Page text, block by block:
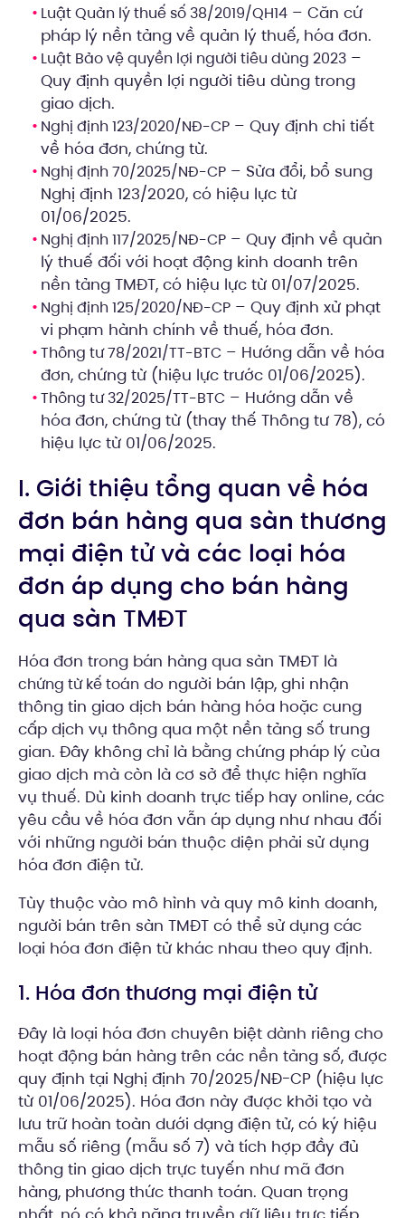
Luật Quản lý thuế số 38/2019/QH14 – Căn cứ
pháp lý nền tảng về quản lý thuế, hóa đơn.
Luật Bảo vệ quyền lợi người tiêu dùng 2023 –
Quy định quyền lợi người tiêu dùng trong
giao dịch.
Nghị định 123/2020/NĐ-CP – Quy định chi tiết
về hóa đơn, chứng từ.
Nghị định 70/2025/NĐ-CP – Sửa đổi, bổ sung
Nghị định 123/2020, có hiệu lực từ
01/06/2025.
Nghị định 117/2025/NĐ-CP – Quy định về quản
lý thuế đối với hoạt động kinh doanh trên
nền tảng TMĐT, có hiệu lực từ 01/07/2025.
Nghị định 125/2020/NĐ-CP – Quy định xử phạt
vi phạm hành chính về thuế, hóa đơn.
Thông tư 78/2021/TT-BTC – Hướng dẫn về hóa
đơn, chứng từ (hiệu lực trước 01/06/2025).
Thông tư 32/2025/TT-BTC – Hướng dẫn về
hóa đơn, chứng từ (thay thế Thông tư 78), có
hiệu lực từ 01/06/2025.
I. Giới thiệu tổng quan về hóa
đơn bán hàng qua sàn thương
mại điện tử và các loại hóa
đơn áp dụng cho bán hàng
qua sàn TMĐT
Hóa đơn trong bán hàng qua sàn TMĐT là
chứng từ kế toán do người bán lập, ghi nhận
thông tin giao dịch bán hàng hóa hoặc cung
cấp dịch vụ thông qua một nền tảng số trung
gian. Đây không chỉ là bằng chứng pháp lý của
giao dịch mà còn là cơ sở để thực hiện nghĩa
vụ thuế. Dù kinh doanh trực tiếp hay online, các
yêu cầu về hóa đơn vẫn áp dụng như nhau đối
với những người bán thuộc diện phải sử dụng
hóa đơn điện tử.
Tùy thuộc vào mô hình và quy mô kinh doanh,
người bán trên sàn TMĐT có thể sử dụng các
loại hóa đơn điện tử khác nhau theo quy định.
1. Hóa đơn thương mại điện tử
Đây là loại hóa đơn chuyên biệt dành riêng cho
hoạt động bán hàng trên các nền tảng số, được
quy định tại Nghị định 70/2025/NĐ-CP (hiệu lực
từ 01/06/2025). Hóa đơn này được khởi tạo và
lưu trữ hoàn toàn dưới dạng điện tử, có ký hiệu
mẫu số riêng (mẫu số 7) và tích hợp đầy đủ
thông tin giao dịch trực tuyến như mã đơn
hàng, phương thức thanh toán. Quan trọng